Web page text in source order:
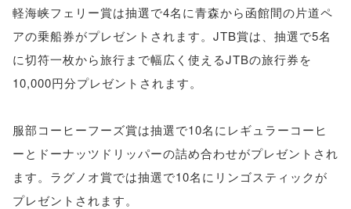
軽海峡フェリー賞は抽選で4名に青森から函館間の片道ペ
アの乗船券がプレゼントされます。JTB賞は、抽選で5名
に切符一枚から旅行まで幅広く使えるJTBの旅行券を
10,000円分プレゼントされます。
服部コーヒーフーズ賞は抽選で10名にレギュラーコーヒ
ーとドーナッツドリッパーの詰め合わせがプレゼントされ
ます。ラグノオ賞では抽選で10名にリンゴスティックが
プレゼントされます。